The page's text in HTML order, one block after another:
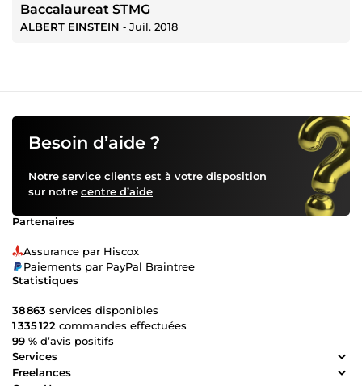
Baccalaureat STMG
ALBERT EINSTEIN ‐ Juil. 2018
Besoin d’aide ?
Notre service clients est à votre disposition
sur notre centre d’aide
Partenaires
Assurance par Hiscox
Paiements par PayPal Braintree
Statistiques
38 863 services disponibles
1 335 122 commandes effectuées
99 % d’avis positifs
Services
Freelances